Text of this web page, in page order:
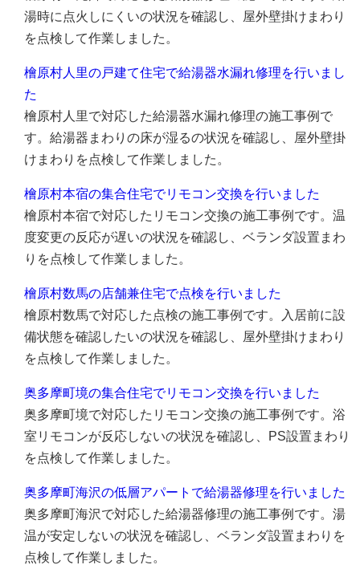
湯時に点火しにくいの状況を確認し、屋外壁掛けまわり
を点検して作業しました。
檜原村人里の戸建て住宅で給湯器水漏れ修理を行いまし
た
檜原村人里で対応した給湯器水漏れ修理の施工事例で
す。給湯器まわりの床が湿るの状況を確認し、屋外壁掛
けまわりを点検して作業しました。
檜原村本宿の集合住宅でリモコン交換を行いました
檜原村本宿で対応したリモコン交換の施工事例です。温
度変更の反応が遅いの状況を確認し、ベランダ設置まわ
りを点検して作業しました。
檜原村数馬の店舗兼住宅で点検を行いました
檜原村数馬で対応した点検の施工事例です。入居前に設
備状態を確認したいの状況を確認し、屋外壁掛けまわり
を点検して作業しました。
奥多摩町境の集合住宅でリモコン交換を行いました
奥多摩町境で対応したリモコン交換の施工事例です。浴
室リモコンが反応しないの状況を確認し、PS設置まわり
を点検して作業しました。
奥多摩町海沢の低層アパートで給湯器修理を行いました
奥多摩町海沢で対応した給湯器修理の施工事例です。湯
温が安定しないの状況を確認し、ベランダ設置まわりを
点検して作業しました。